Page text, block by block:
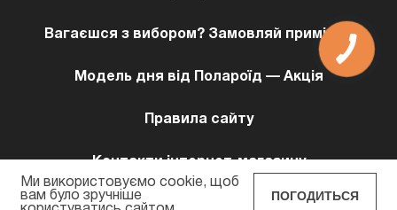
Вагаєшся з вибором? Замовляй примірку!
Модель дня від Полароїд — Акція
Правила сайту
Контакти інтернет-магазину
Ми використовуємо cookie, щоб
вам було зручніше
ПОГОДИТЬСЯ